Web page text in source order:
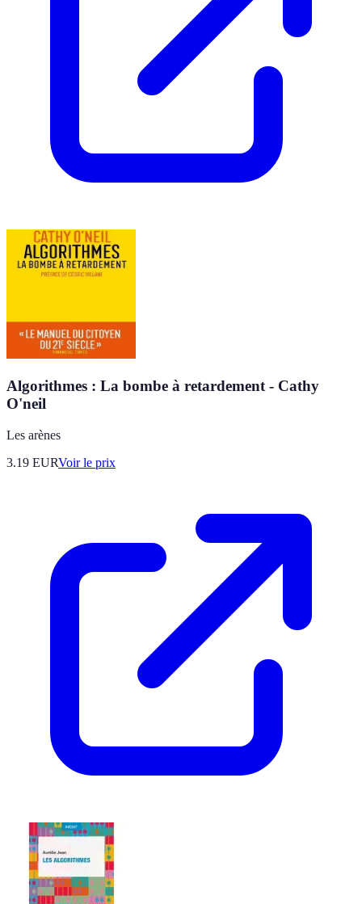
Algorithmes : La bombe à retardement - Cathy
O'neil
Les arènes
3.19 EURVoir le prix